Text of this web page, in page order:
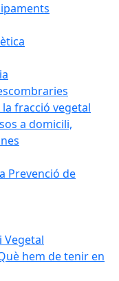
fracció vegetal
a domicili,
Prevenció de
hem de tenir en